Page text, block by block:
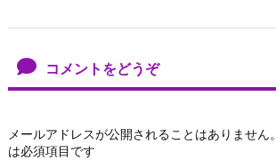
コメントをどうぞ
メールアドレスが公開されることはありません。
は必須項目です